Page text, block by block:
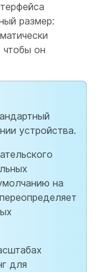
размер:
чтобы он
устройства.
на
для